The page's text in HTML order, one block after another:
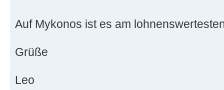
Auf Mykonos ist es am
Grüße
Leo